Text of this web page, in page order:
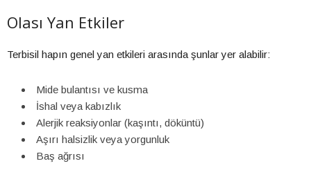
Olası Yan Etkiler
Terbisil hapın genel yan etkileri arasında şunlar yer alabilir:
Mide bulantısı ve kusma
İshal veya kabızlık
Alerjik reaksiyonlar (kaşıntı, döküntü)
Aşırı halsizlik veya yorgunluk
Baş ağrısı